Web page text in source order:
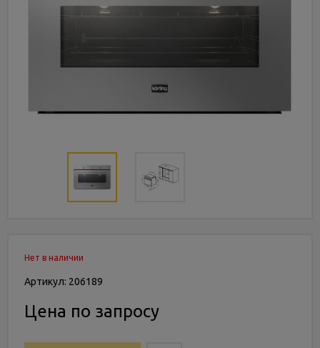
Нет в наличии
Артикул: 206189
Цена по запросу